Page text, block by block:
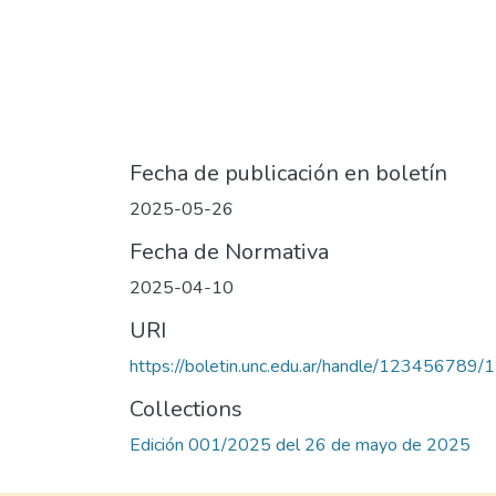
Fecha de publicación en boletín
2025-05-26
Fecha de Normativa
2025-04-10
URI
https://boletin.unc.edu.ar/handle/123456789/
Collections
Edición 001/2025 del 26 de mayo de 2025